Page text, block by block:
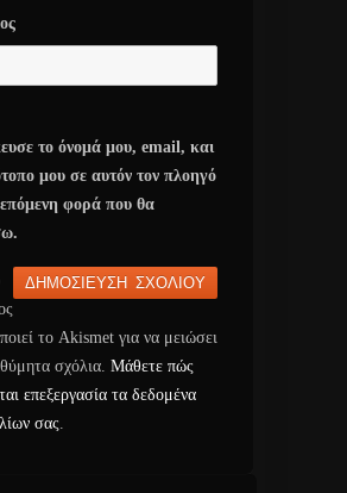
το όνομά μου, email, και
μου σε αυτόν τον πλοηγό
επόμενη φορά που θα
το Akismet για να μειώσει
σχόλια. Μάθετε πώς
επεξεργασία τα δεδομένα
σας.